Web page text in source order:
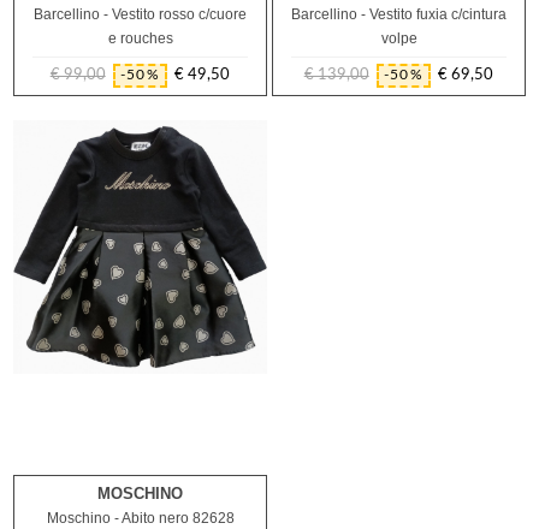
Barcellino - Vestito rosso c/cuore
e rouches
Prezzo
€ 99,00 -50%
Prezzo
€ 49,50
Barcellino - Vestito fuxia c/cintura
volpe
Prezzo
€ 139,00 -50%
Prezzo
€ 69,50
2A 3A
MOSCHINO
Moschino - Abito nero 82628